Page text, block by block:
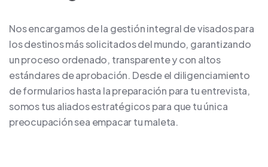
Nos encargamos de la gestión integral de visados para
los destinos más solicitados del mundo, garantizando
un proceso ordenado, transparente y con altos
estándares de aprobación. Desde el diligenciamiento
de formularios hasta la preparación para tu entrevista,
somos tus aliados estratégicos para que tu única
preocupación sea empacar tu maleta.